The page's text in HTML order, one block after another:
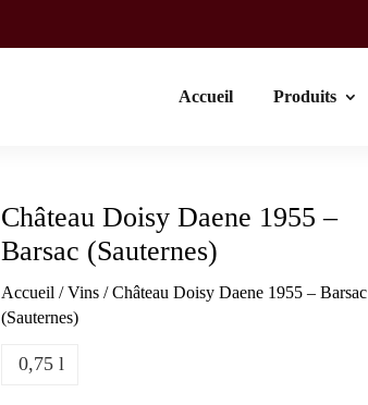
Accueil Produits
Château Doisy Daene 1955 –
Barsac (Sauternes)
Accueil /Vins/ Château Doisy Daene 1955 – Barsac
(Sauternes)
0,75 l